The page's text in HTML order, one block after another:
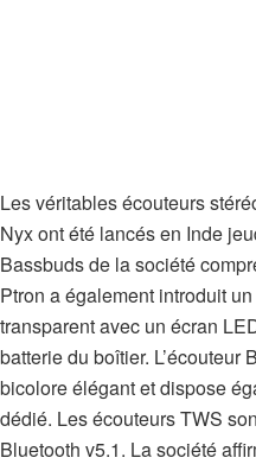
Les véritables écouteurs
Nyx ont été lancés en Inde
Bassbuds de la société
Ptron a également introduit
transparent avec un écran
batterie du boîtier.
bicolore élégant et dispose
dédié. Les écouteurs TWS
Bluetooth v5.1. La société